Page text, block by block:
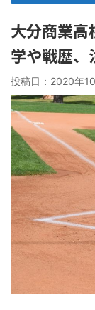
大分商業
学や戦歴、
投稿日： 2020年